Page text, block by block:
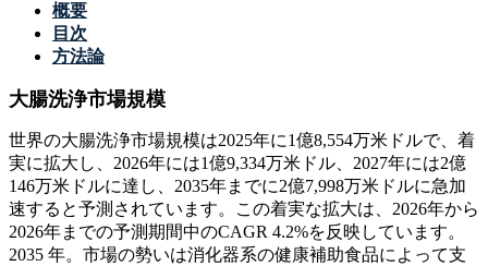
概要
目次
方法論
大腸洗浄市場規模
世界の大腸洗浄市場規模は2025年に1億8,554万米ドルで、着
実に拡大し、2026年には1億9,334万米ドル、2027年には2億
146万米ドルに達し、2035年までに2億7,998万米ドルに急加
速すると予測されています。この着実な拡大は、2026年から
2026年までの予測期間中のCAGR 4.2%を反映しています。
2035 年。市場の勢いは消化器系の健康補助食品によって支